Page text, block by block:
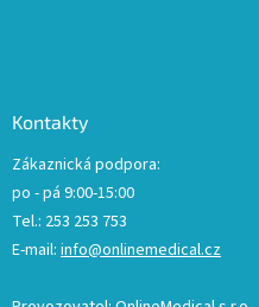
Kontakty
Zákaznická podpora:
po - pá 9:00-15:00
Tel.: 253 253 753
E-mail: info@onlinemedical.cz